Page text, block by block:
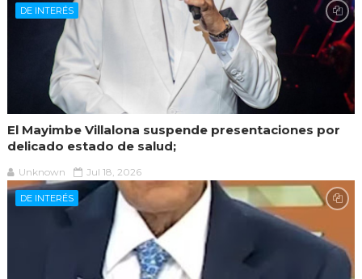
DE INTERÉS
El Mayimbe Villalona suspende presentaciones por
delicado estado de salud;
Unknown Jul 18, 2026
DE INTERÉS